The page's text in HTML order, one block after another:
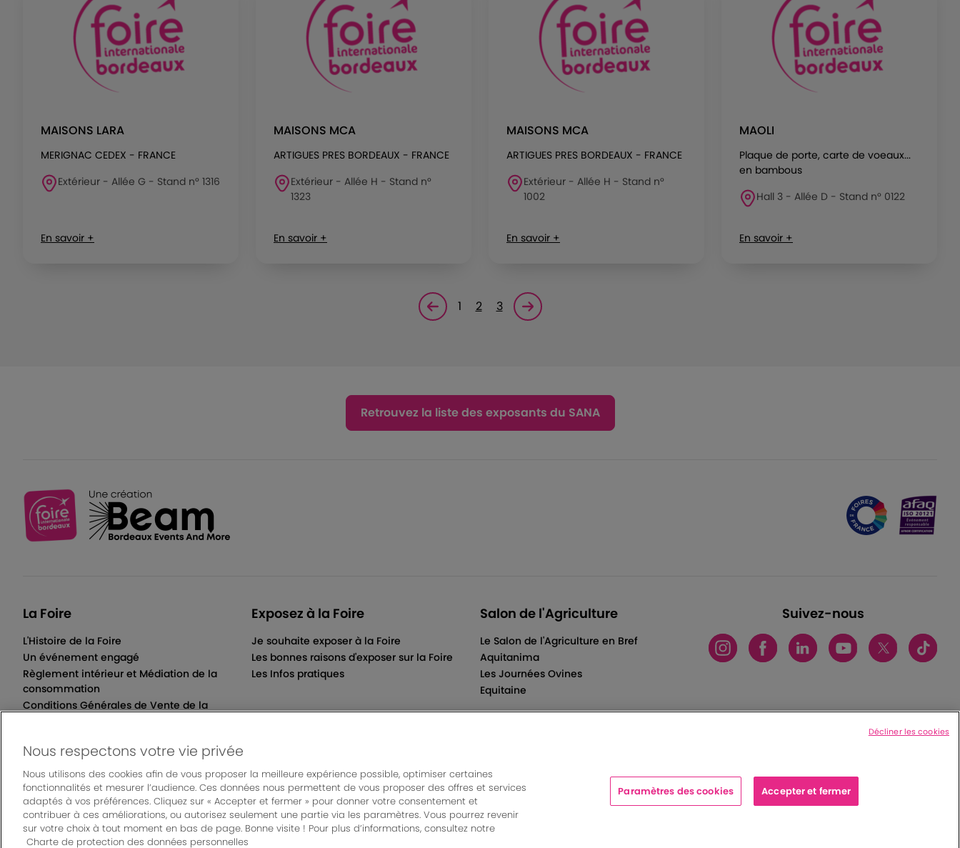
MAISONS LARA
MERIGNAC CEDEX - FRANCE
Extérieur - Allée G - Stand n° 1316
En savoir +
MAISONS MCA
ARTIGUES PRES BORDEAUX - FRANCE
Extérieur - Allée H - Stand n°
1323
En savoir +
MAISONS MCA
ARTIGUES PRES BORDEAUX - FRANCE
Extérieur - Allée H - Stand n°
1002
En savoir +
MAOLI
Plaque de porte, carte de voeaux...
en bambous
Hall 3 - Allée D - Stand n° 0122
En savoir +
Page précédente
1 2 3 Page suivante<
Retrouvez la liste des exposants du SANA
La Foire
L'Histoire de la Foire
Un événement engagé
Règlement intérieur et Médiation de la
consommation
Conditions Générales de Vente de la
Exposez à la Foire
Je souhaite exposer à la Foire
Les bonnes raisons d'exposer sur la Foire
Les Infos pratiques
Salon de l'Agriculture
Le Salon de l'Agriculture en Bref
Aquitanima
Les Journées Ovines
Equitaine
Suivez-nous
© Bordeaux Events And More | Rue Jean Samazeuilh - CS 20088 - 33070 Bordeaux cedex - France
Mentions légales|Règlement général des manifestations|Un événement organisé par Bordeaux Events And More|Charte de protection des données personnelles
Paramètres des cookies
Nous respectons votre vie privée
Nous utilisons des cookies afin de vous proposer la meilleure expérience possible, optimiser certaines
fonctionnalités et mesurer l’audience. Ces données nous permettent de vous proposer des offres et services
adaptés à vos préférences. Cliquez sur « Accepter et fermer » pour donner votre consentement et
contribuer à ces améliorations, ou autorisez seulement une partie via les paramètres. Vous pourrez revenir
sur votre choix à tout moment en bas de page. Bonne visite ! Pour plus d’informations, consultez notre
Charte de protection des données personnelles
Paramètres des cookies Accepter et fermer
Décliner les cookies